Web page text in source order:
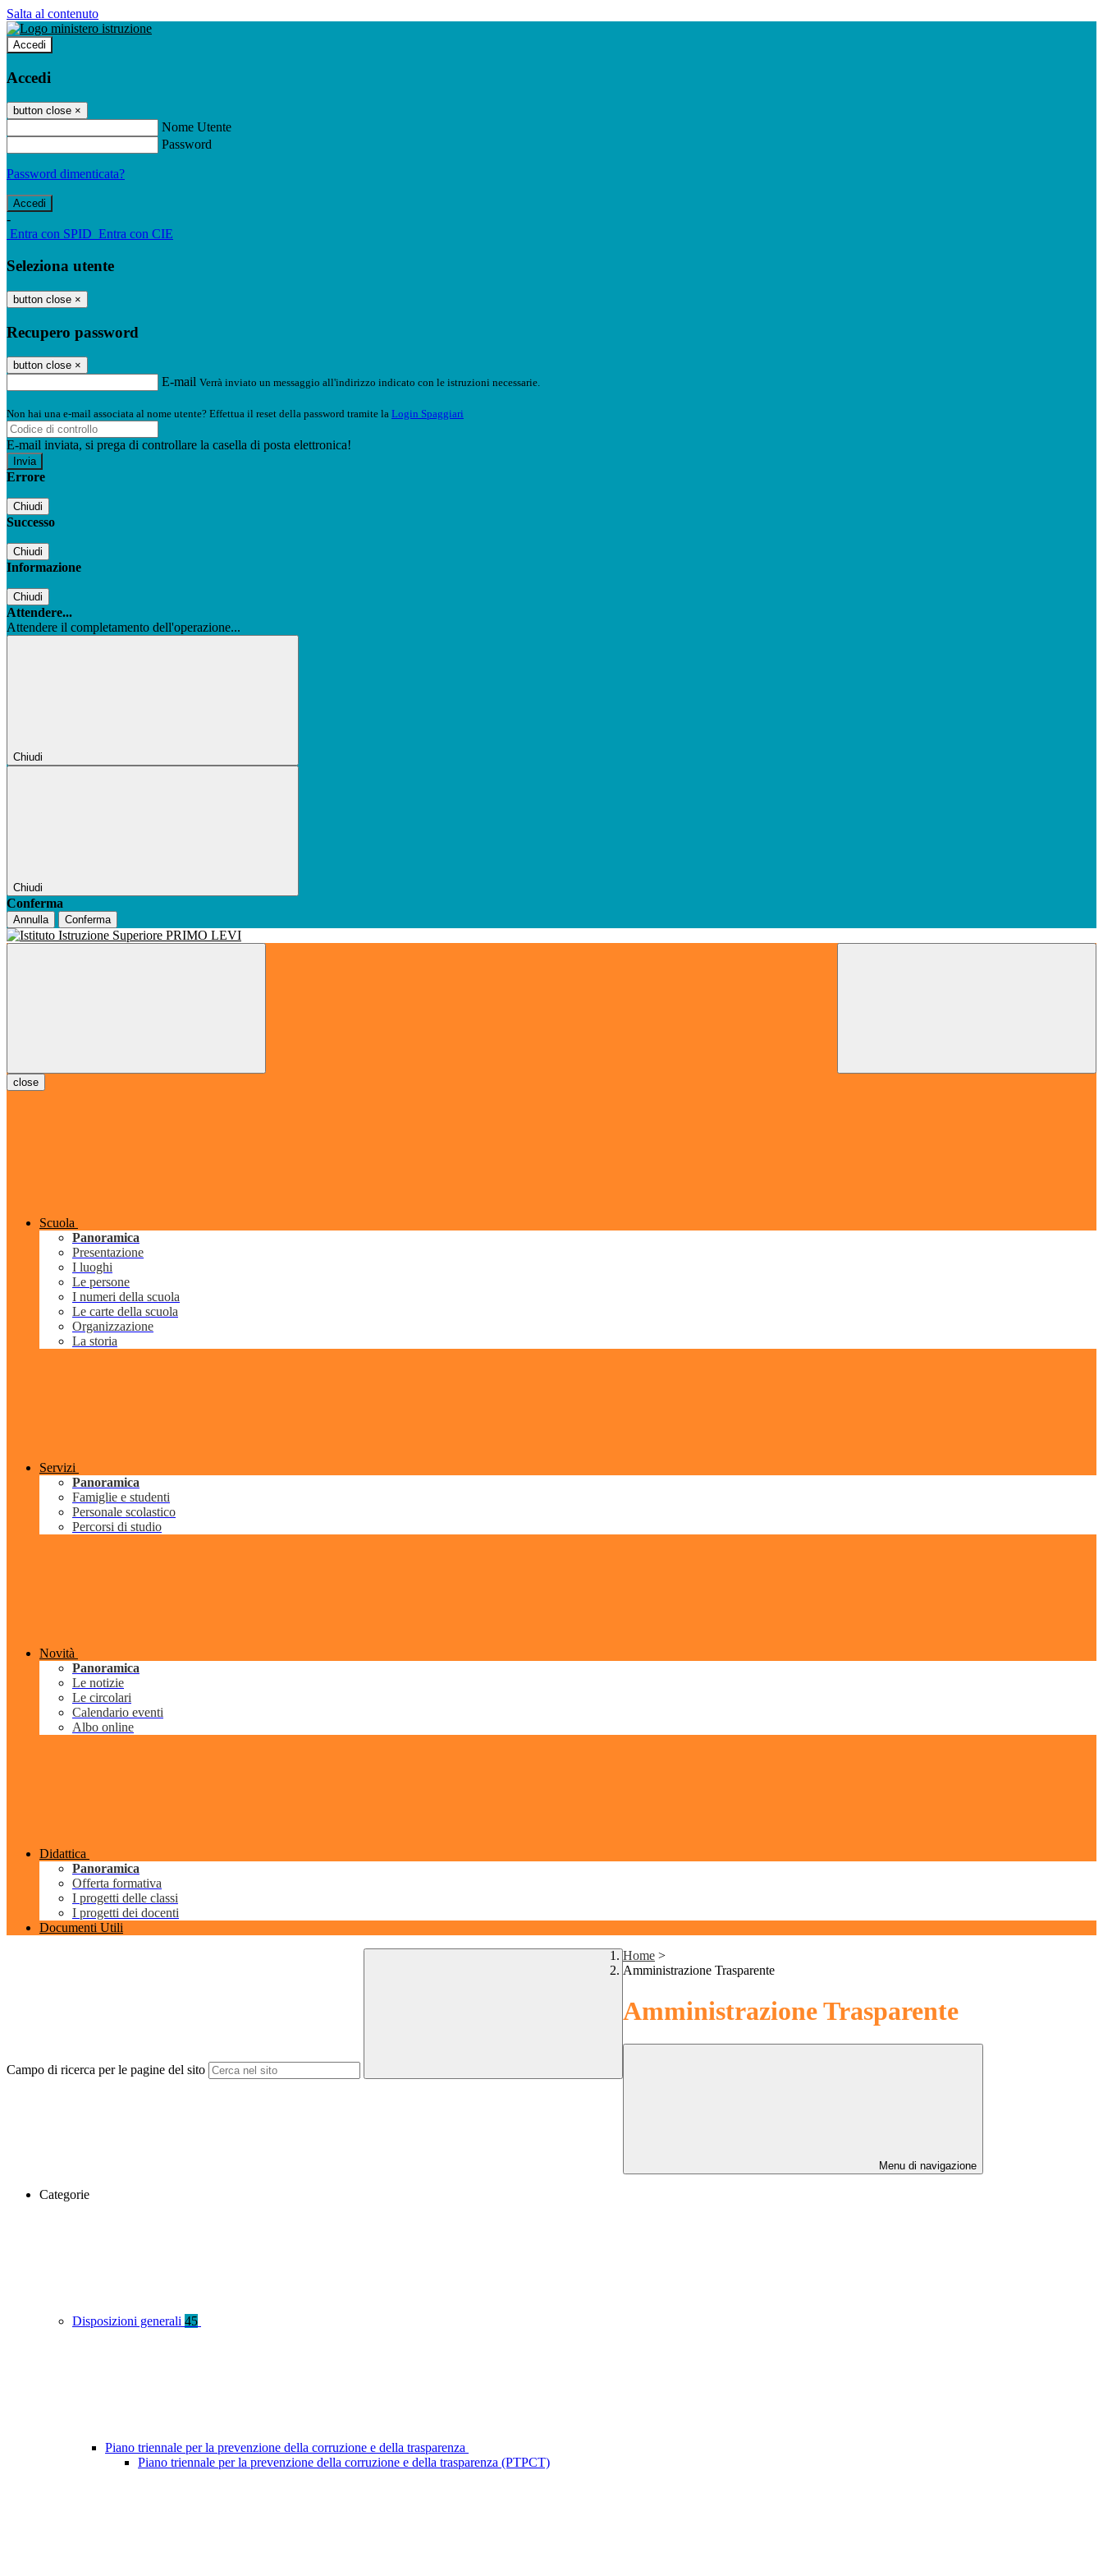
Salta al contenuto
Accedi
Accedi
button close ×
Nome Utente
Password
Password dimenticata?
-
Entra con SPID Entra con CIE
Seleziona utente
button close ×
Recupero password
button close ×
E-mail Verrà inviato un messaggio all'indirizzo indicato con le istruzioni necessarie.
Non hai una e-mail associata al nome utente? Effettua il reset della password tramite la Login Spaggiari
E-mail inviata, si prega di controllare la casella di posta elettronica!
Errore
Chiudi
Successo
Chiudi
Informazione
Chiudi
Attendere...
Attendere il completamento dell'operazione...
Chiudi
Chiudi
Conferma
Annulla Conferma
close
Scuola
Panoramica
Presentazione
I luoghi
Le persone
I numeri della scuola
Le carte della scuola
Organizzazione
La storia
Servizi
Panoramica
Famiglie e studenti
Personale scolastico
Percorsi di studio
Novità
Panoramica
Le notizie
Le circolari
Calendario eventi
Albo online
Didattica
Panoramica
Offerta formativa
I progetti delle classi
I progetti dei docenti
Documenti Utili
Campo di ricerca per le pagine del sito
Home >
Amministrazione Trasparente
Amministrazione Trasparente
Menu di navigazione
Categorie
Disposizioni generali 45
Piano triennale per la prevenzione della corruzione e della trasparenza
Piano triennale per la prevenzione della corruzione e della trasparenza (PTPCT)